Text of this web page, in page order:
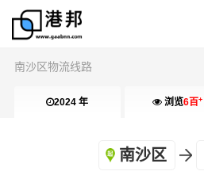
南沙区物流线路
2024 年 浏览6百+
南沙区